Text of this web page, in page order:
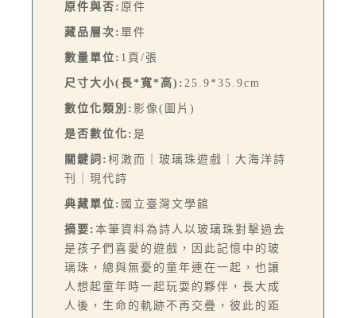
原件與否: 原件
藏品層次: 單件
數量單位: 1頁/張
尺寸大小(長*寬*高): 25.9*35.9cm
數位化類別: 影像(圖片)
是否數位化: 是
關鍵詞: 柯潄而｜玻璃珠遊戲｜大海洋詩
刊｜現代詩
典藏單位: 國立臺灣文學館
摘要: 本筆資料為詩人以玻璃珠對擊過去
是孩子們喜愛的遊戲，因此記憶中的玻
璃珠，總與無憂的童年連在一起，也讓
人想起童年時一起玩耍的夥伴，長大成
人後，生命的軌跡不再交疊，彼此的距